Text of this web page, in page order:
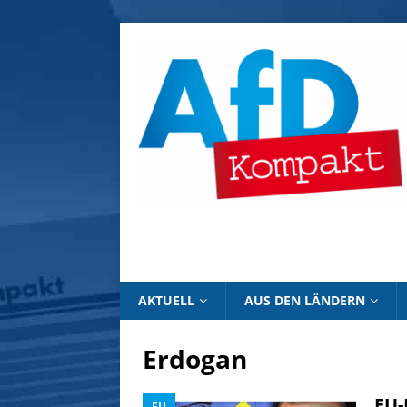
AKTUELL AUS DEN LÄNDERN
Erdogan